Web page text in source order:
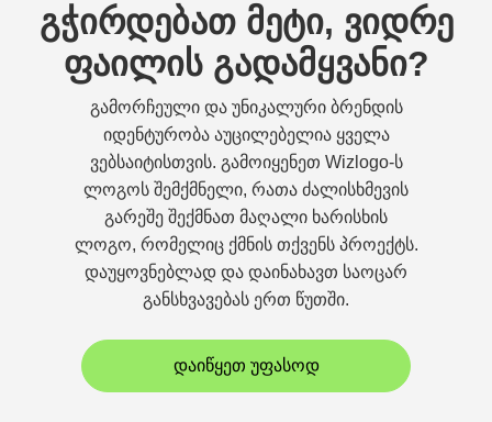
გჭირდებათ მეტი, ვიდრე
ფაილის გადამყვანი?
გამორჩეული და უნიკალური ბრენდის
იდენტურობა აუცილებელია ყველა
ვებსაიტისთვის. გამოიყენეთ Wizlogo-ს
ლოგოს შემქმნელი, რათა ძალისხმევის
გარეშე შექმნათ მაღალი ხარისხის
ლოგო, რომელიც ქმნის თქვენს პროექტს.
დაუყოვნებლად და დაინახავთ საოცარ
განსხვავებას ერთ წუთში.
დაიწყეთ უფასოდ